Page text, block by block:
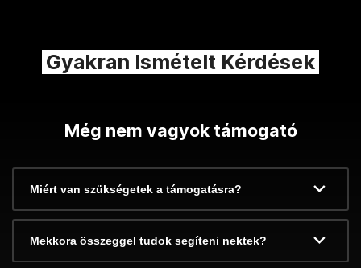
Gyakran Ismételt Kérdések
Még nem vagyok támogató
Miért van szükségetek a támogatásra?
Mekkora összeggel tudok segíteni nektek?